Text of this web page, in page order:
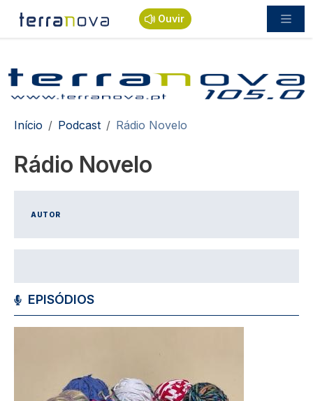
Passar para o conteúdo principal
Ouvir
Navegação estrutural
Início Podcast Rádio Novelo
Rádio Novelo
AUTOR
EPISÓDIOS